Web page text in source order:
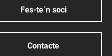
Fes-te´n soci
Contacte